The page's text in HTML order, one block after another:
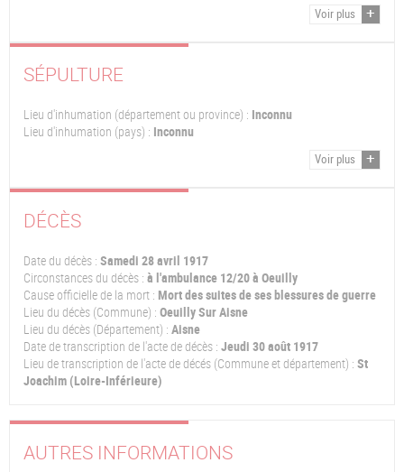
Voir plus
SÉPULTURE
Lieu d'inhumation (département ou province) : Inconnu
Lieu d'inhumation (pays) : Inconnu
Voir plus
DÉCÈS
Date du décès : Samedi 28 avril 1917
Circonstances du décès : à l'ambulance 12/20 à Oeuilly
Cause officielle de la mort : Mort des suites de ses blessures de guerre
Lieu du décès (Commune) : Oeuilly Sur Aisne
Lieu du décès (Département) : Aisne
Date de transcription de l'acte de décès : Jeudi 30 août 1917
Lieu de transcription de l'acte de décés (Commune et département) : St
Joachim (Loire-Inférieure)
AUTRES INFORMATIONS